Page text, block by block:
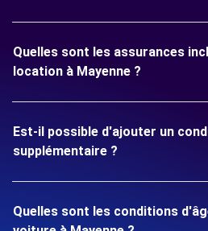
Quelles sont les assurances
location à Mayenne ?
Est-il possible d'ajouter un
supplémentaire ?
Quelles sont les conditions